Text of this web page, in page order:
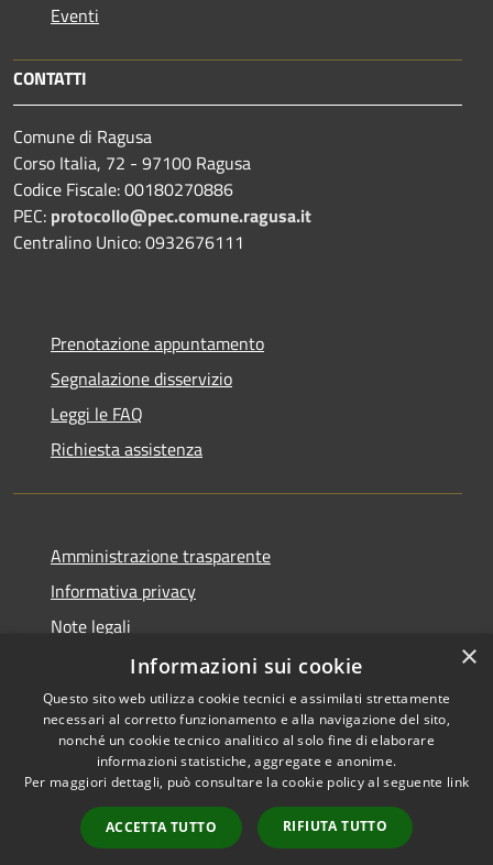
Eventi
CONTATTI
Comune di Ragusa
Corso Italia, 72 - 97100 Ragusa
Codice Fiscale: 00180270886
PEC: protocollo@pec.comune.ragusa.it
Centralino Unico: 0932676111
Prenotazione appuntamento
Segnalazione disservizio
Leggi le FAQ
Richiesta assistenza
Amministrazione trasparente
Informativa privacy
Note legali
Dichiarazione di accessibilità
RSS
Accessibility
Copyright © 2026 • Town of
Ragusa • Powered by
Municipium•
Admin
access
×
Informazioni sui cookie
Questo sito web utilizza cookie tecnici e assimilati strettamente
necessari al corretto funzionamento e alla navigazione del sito,
nonché un cookie tecnico analitico al solo fine di elaborare
informazioni statistiche, aggregate e anonime.
Per maggiori dettagli, può consultare la cookie policy al seguente link
ACCETTA TUTTO RIFIUTA TUTTO